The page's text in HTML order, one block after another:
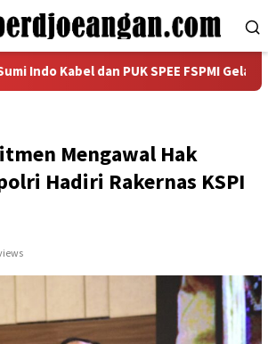
dan PUK SPEE FSPMI Gelar SIK CUP
Mengawal Hak
Hadiri Rakernas KSPI